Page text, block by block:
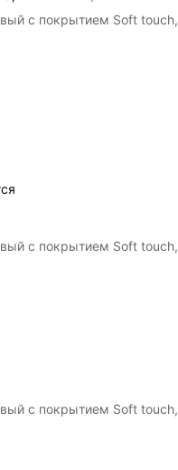
с покрытием Soft touch,
с покрытием Soft touch,
с покрытием Soft touch,